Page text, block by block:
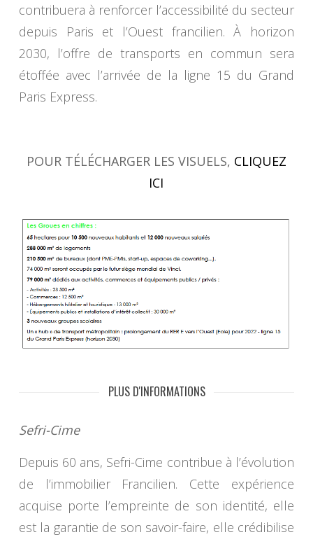
contribuera à renforcer l’accessibilité du secteur
depuis Paris et l’Ouest francilien. À horizon
2030, l’offre de transports en commun sera
étoffée avec l’arrivée de la ligne 15 du Grand
Paris Express.
POUR TÉLÉCHARGER LES VISUELS, CLIQUEZ
ICI
PLUS D'INFORMATIONS
Sefri-Cime
Depuis 60 ans, Sefri-Cime contribue à l’évolution
de l’immobilier Francilien. Cette expérience
acquise porte l’empreinte de son identité, elle
est la garantie de son savoir-faire, elle crédibilise